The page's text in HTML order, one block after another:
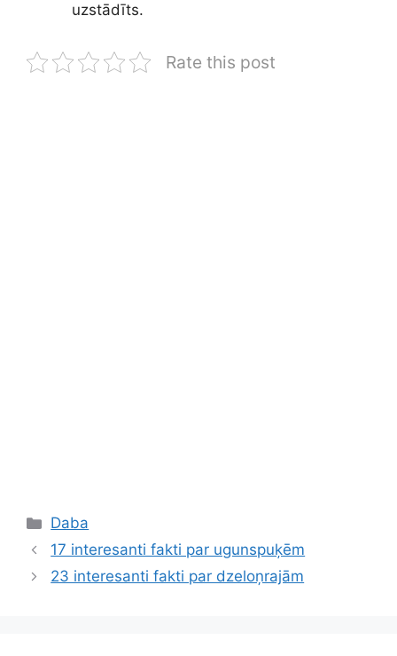
uzstādīts.
Rate this post
Kategorijas
Daba
17 interesanti fakti par ugunspuķēm
23 interesanti fakti par dzeloņrajām